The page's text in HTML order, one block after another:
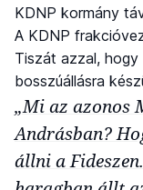
KDNP kormány
A KDNP
Tiszát azzal, hogy
bosszúállásra
„Mi az azonos
Andrásban?
állni a